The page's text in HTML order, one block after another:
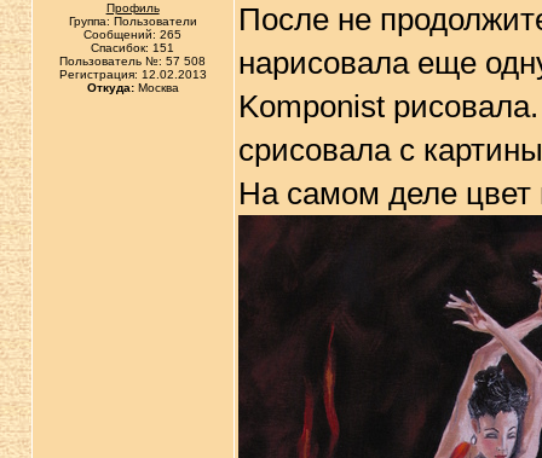
Профиль
Группа: Пользователи
Сообщений: 265
Спасибок: 151
Пользователь №: 57 508
Регистрация: 12.02.2013
Откуда:Москва
После не
нарисовала еще
Komponist
срисовала с
На самом деле цвет